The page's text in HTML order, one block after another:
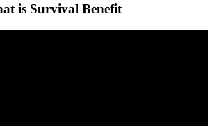
is Survival Benefit